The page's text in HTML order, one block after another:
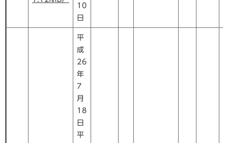
10
日
平
成
26
年
7
月
18
日
平